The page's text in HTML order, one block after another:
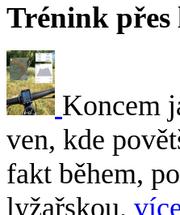
Trénink přes
Koncem
ven, kde
fakt během,
lyžařskou.